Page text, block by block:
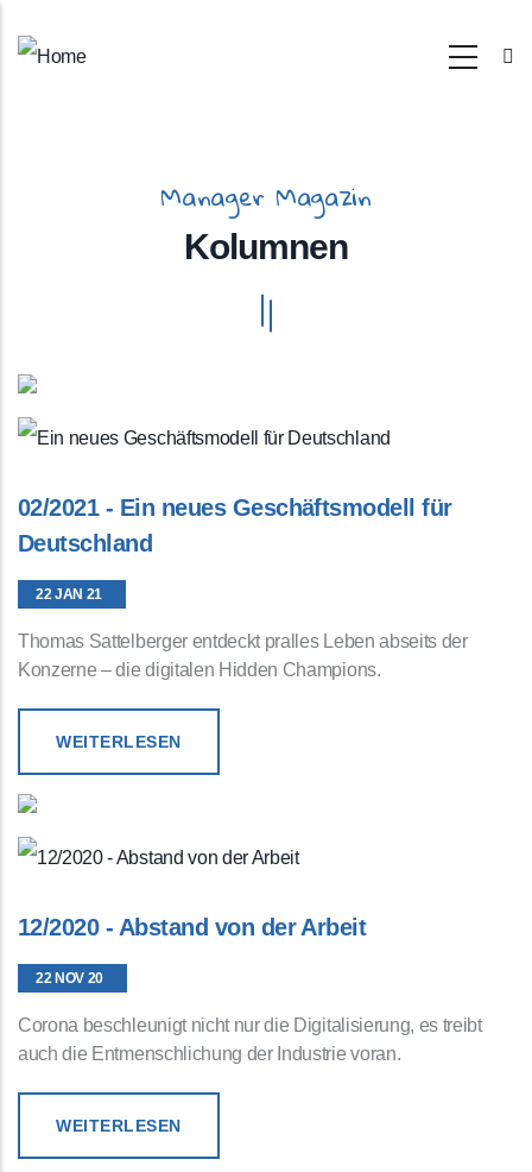
Manager Magazin
Kolumnen
02/2021 - Ein neues Geschäftsmodell für
Deutschland
22 JAN 21
Thomas Sattelberger entdeckt pralles Leben abseits der
Konzerne – die digitalen Hidden Champions.
WEITERLESEN
12/2020 - Abstand von der Arbeit
22 NOV 20
Corona beschleunigt nicht nur die Digitalisierung, es treibt
auch die Entmenschlichung der Industrie voran.
WEITERLESEN